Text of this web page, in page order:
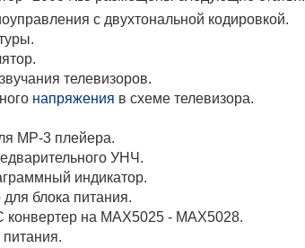
с двухтональной кодировкой.
телевизоров.
напряжения в схеме телевизора.
МР-3 плейера.
УНЧ.
индикатор.
для блока питания.
на МАХ5025 - МАХ5028.